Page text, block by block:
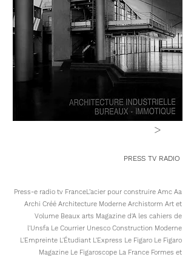
>
PRESS TV RADIO
Press-e radio tv FranceL’acier pour construire Amc Aa
Archi Créé Architecture Moderne Archistorm Art et
Volume Beaux arts Magazine d'A les cahiers de
l'Unsfa Le Courrier Unesco Construction Moderne
L'Empreinte L'Étudiant L'Express Le Figaro Le Figaro
Magazine Le Figaroscope La France Formes et